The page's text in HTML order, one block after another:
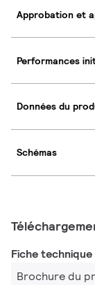
Approbation et
Performances
Données du
Schémas
Fiche technique
Brochure du